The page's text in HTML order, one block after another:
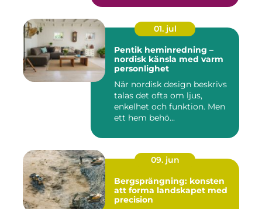
01. jul
Pentik heminredning –
nordisk känsla med varm
personlighet
När nordisk design beskrivs
talas det ofta om ljus,
enkelhet och funktion. Men
ett hem behö...
09. jun
Bergsprängning: konsten
att forma landskapet med
precision